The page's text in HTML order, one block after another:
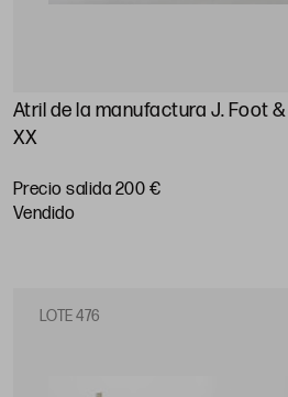
Atril de la manufactura J. Foot &
XX
Precio salida 200 €
vendido
LOTE 476